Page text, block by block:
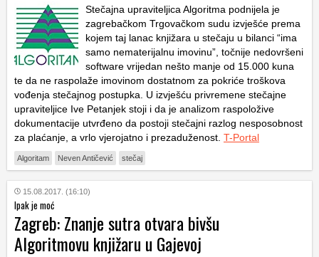
Stečajna upraviteljica Algoritma podnijela je
zagrebačkom Trgovačkom sudu izvješće prema
kojem taj lanac knjižara u stečaju u bilanci “ima
samo nematerijalnu imovinu”, točnije nedovršeni
software vrijedan nešto manje od 15.000 kuna
te da ne raspolaže imovinom dostatnom za pokriće troškova
vođenja stečajnog postupka. U izvješću privremene stečajne
upraviteljice Ive Petanjek stoji i da je analizom raspoložive
dokumentacije utvrđeno da postoji stečajni razlog nesposobnost
za plaćanje, a vrlo vjerojatno i prezaduženost. T-Portal
Algoritam Neven Antičević stečaj
15.08.2017. (16:10)
Ipak je moć
Zagreb: Znanje sutra otvara bivšu
Algoritmovu knjižaru u Gajevoj